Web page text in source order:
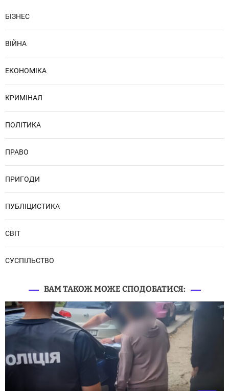
БІЗНЕС
ВІЙНА
ЕКОНОМІКА
КРИМІНАЛ
ПОЛІТИКА
ПРАВО
ПРИГОДИ
ПУБЛІЦИСТИКА
СВІТ
СУСПІЛЬСТВО
ВАМ ТАКОЖ МОЖЕ СПОДОБАТИСЯ: